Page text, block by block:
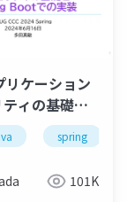
ティ
ケーション
ィの基礎と
での実装
spring
101K